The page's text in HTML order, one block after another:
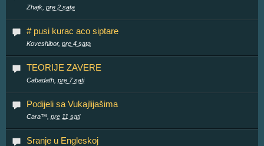
Zhajk, pre 2 sata
# pusi kurac aco siptare
Koveshibor, pre 4 sata
TEORIJE ZAVERE
Cabadath, pre 7 sati
Podijeli sa Vukajlijašima
Cara™, pre 11 sati
Sranje u Engleskoj